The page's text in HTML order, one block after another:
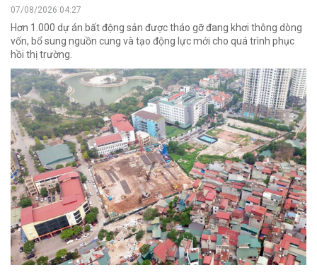
07/08/2026 04:27
Hơn 1.000 dự án bất động sản được tháo gỡ đang khơi thông dòng
vốn, bổ sung nguồn cung và tạo động lực mới cho quá trình phục
hồi thị trường.